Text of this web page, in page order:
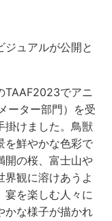
ュアルが公開と
TAAF2023でアニ
ーター部門）を受
掛けました。鳥獣
を鮮やかな色彩で
開の桜、富士山や
界観に溶けあうよ
宴を楽しむ人々に
かな様子が描かれ